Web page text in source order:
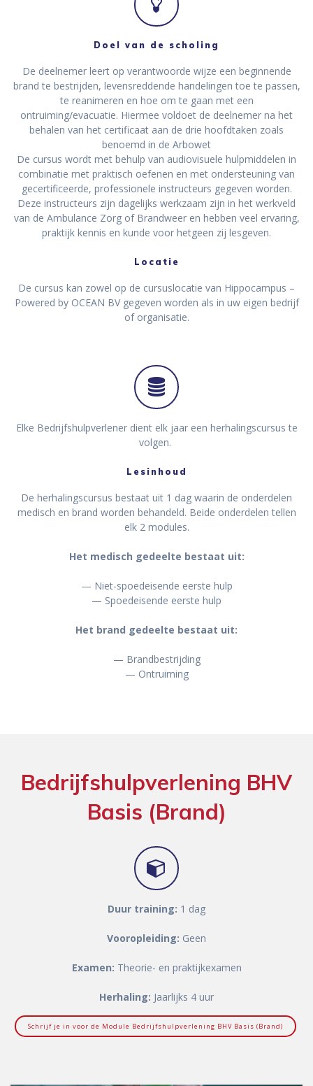
Doel van de scholing
De deelnemer leert op verantwoorde wijze een beginnende
brand te bestrijden, levensreddende handelingen toe te passen,
te reanimeren en hoe om te gaan met een
ontruiming/evacuatie. Hiermee voldoet de deelnemer na het
behalen van het certificaat aan de drie hoofdtaken zoals
benoemd in de Arbowet
De cursus wordt met behulp van audiovisuele hulpmiddelen in
combinatie met praktisch oefenen en met ondersteuning van
gecertificeerde, professionele instructeurs gegeven worden.
Deze instructeurs zijn dagelijks werkzaam zijn in het werkveld
van de Ambulance Zorg of Brandweer en hebben veel ervaring,
praktijk kennis en kunde voor hetgeen zij lesgeven.
Locatie
De cursus kan zowel op de cursuslocatie van Hippocampus –
Powered by OCEAN BV gegeven worden als in uw eigen bedrijf
of organisatie.
Elke Bedrijfshulpverlener dient elk jaar een herhalingscursus te
volgen.
Lesinhoud
De herhalingscursus bestaat uit 1 dag waarin de onderdelen
medisch en brand worden behandeld. Beide onderdelen tellen
elk 2 modules.
Het medisch gedeelte bestaat uit:
— Niet-spoedeisende eerste hulp
— Spoedeisende eerste hulp
Het brand gedeelte bestaat uit:
— Brandbestrijding
— Ontruiming
Bedrijfshulpverlening BHV
Basis (Brand)
Duur training: 1 dag
Vooropleiding: Geen
Examen: Theorie- en praktijkexamen
Herhaling: Jaarlijks 4 uur
Schrijf je in voor de Module Bedrijfshulpverlening BHV Basis (Brand)